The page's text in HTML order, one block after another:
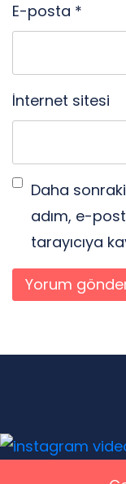
E-posta *
İnternet sitesi
Daha
adım, e-
tarayıcıya